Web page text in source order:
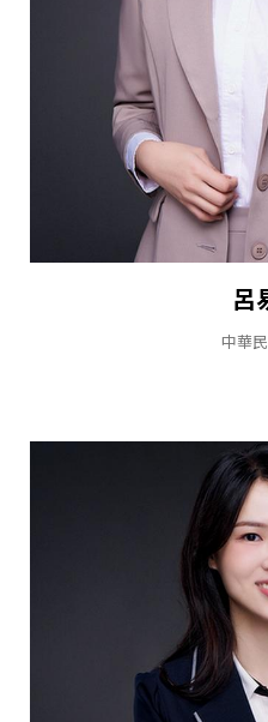
呂
中華